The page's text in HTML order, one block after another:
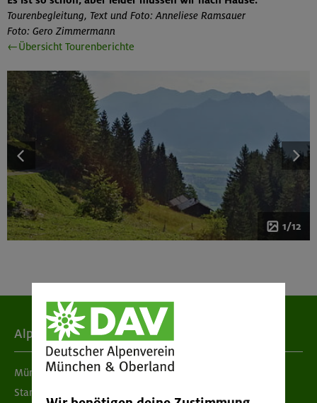
Tourenbegleitung, Text und Foto: Anneliese Ramsauer
Foto: Gero Zimmermann
←Übersicht Tourenberichte
1/12
Alpenverein
München & Oberland
Standorte